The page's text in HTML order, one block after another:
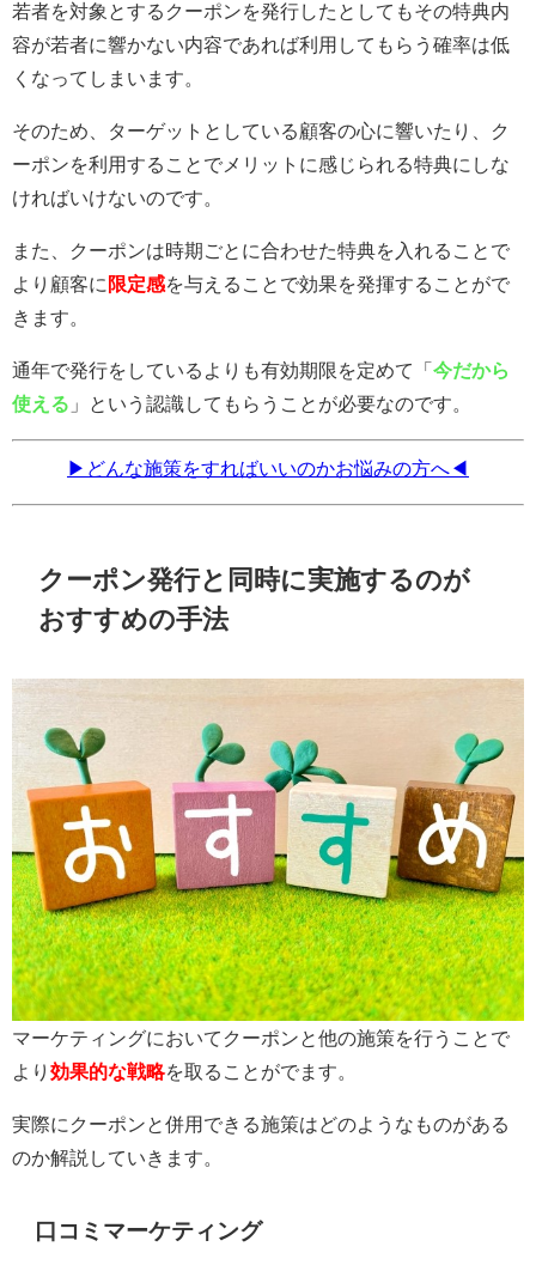
若者を対象とするクーポンを発行したとしてもその特典内
容が若者に響かない内容であれば利用してもらう確率は低
くなってしまいます。
そのため、ターゲットとしている顧客の心に響いたり、ク
ーポンを利用することでメリットに感じられる特典にしな
ければいけないのです。
また、クーポンは時期ごとに合わせた特典を入れることで
より顧客に 限定感を与えることで効果を発揮することがで
きます。
通年で発行をしているよりも有効期限を定めて「 今だから
使える 」という認識してもらうことが必要なのです。
▶どんな施策をすればいいのかお悩みの方へ◀
クーポン発行と同時に実施するのが
おすすめの手法
マーケティングにおいてクーポンと他の施策を行うことで
より 効果的な戦略を取ることがでます。
実際にクーポンと併用できる施策はどのようなものがある
のか解説していきます。
口コミマーケティング